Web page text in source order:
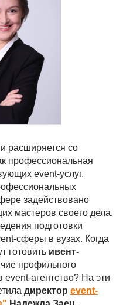
расширяется со
профессиональная
event-услуг.
задействовано
мастеров своего дела,
подготовки
сферы в вузах. Когда
готовить ивент-
профильного
event-агентство? На эти
директор event-